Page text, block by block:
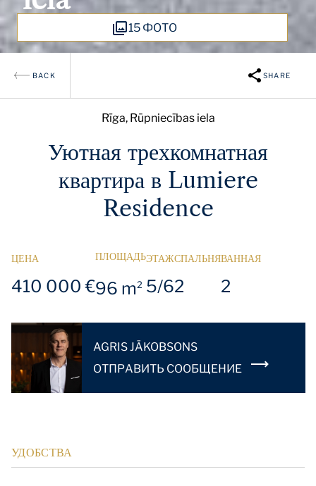
15 ФОТО
BACK SHARE
Rīga, Rūpniecības iela
Уютная трехкомнатная
квартира в Lumiere
Residence
ЦЕНА
410 000 €
ПЛОЩАДЬ
96 m2
ЭТАЖ
5/6
СПАЛЬНЯ
2
ВАННАЯ
2
AGRIS JĀKOBSONS
OТПРАВИТЬ СООБЩЕНИЕ
УДОБСТВА